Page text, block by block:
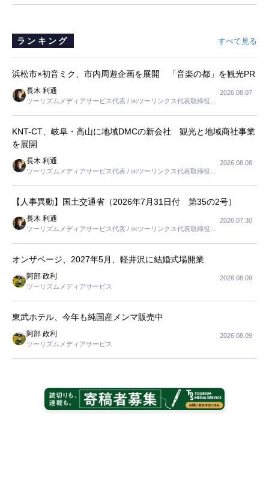
ランキング すべて見る
浜松市×初音ミク、市内周遊企画を展開 「音楽の都」を観光PR
長木 利通
ツーリズムメディアサービス代表 / ㈱ツーリンクス代表取締役社
2026.08.07
KNT-CT、岐阜・高山に地域DMCの新会社 観光と地域商社事業
を展開
長木 利通
ツーリズムメディアサービス代表 / ㈱ツーリンクス代表取締役社
2026.08.08
【人事異動】国土交通省（2026年7月31日付 第35の2号）
長木 利通
ツーリズムメディアサービス代表 / ㈱ツーリンクス代表取締役社
2026.07.30
オンザページ、2027年5月、軽井沢に結婚式場開業
阿部 政利
ツーリズムメディアサービス
2026.08.09
東武ホテル、今年も純国産メンマ販売中
阿部 政利
ツーリズムメディアサービス
2026.08.09